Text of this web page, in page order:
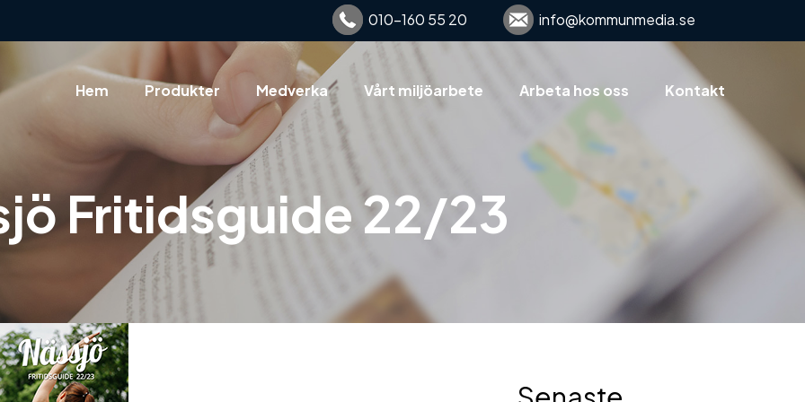
info@kommunmedia.se
010-160 55 20
Hem Produkter Medverka Vårt miljöarbete Arbeta hos oss Kontakt
Fritidsguide 22/23